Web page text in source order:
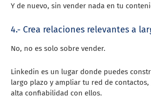
Y de nuevo, sin vender nada en tu
4.- Crea relaciones relevantes a
No, no es solo sobre vender.
Linkedin es un lugar donde puedes
largo plazo y ampliar tu red de
alta confiabilidad con ellos.